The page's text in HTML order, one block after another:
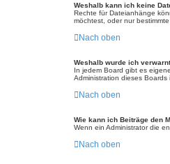
Weshalb kann ich keine
Rechte für Dateianhänge
möchtest, oder nur
Nach oben
Weshalb wurde ich
In jedem Board gibt es
Administration dieses
Nach oben
Wie kann ich Beiträge den
Wenn ein Administrator die
Nach oben